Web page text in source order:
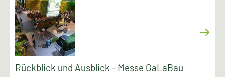
Rückblick und Ausblick - Messe GaLaBau